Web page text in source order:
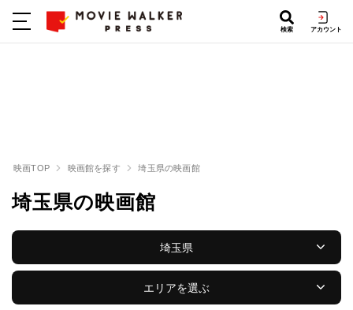
検索 アカウント
映画TOP 映画館を探す 埼玉県の映画館
埼玉県の映画館
埼玉県
エリアを選ぶ